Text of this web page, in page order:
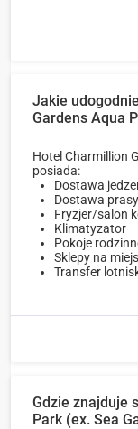
Jakie
Gardens Aqua
Hotel Charmillion
posiada:
Dostawa
Dostawa
Fryzjer/salon
Klimatyzator
Pokoje
Sklepy na
Transfer
Gdzie znajduje
Park (ex. Sea